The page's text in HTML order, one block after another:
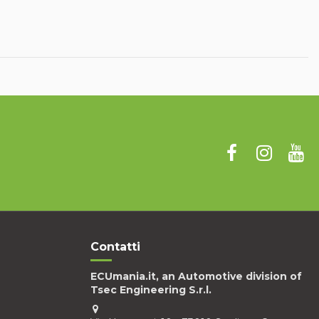
Contatti
ECUmania.it, an Automotive division of
Tsec Engineering S.r.l.